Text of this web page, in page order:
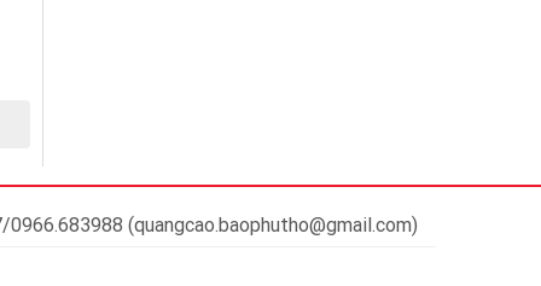
(quangcao.baophutho@gmail.com)